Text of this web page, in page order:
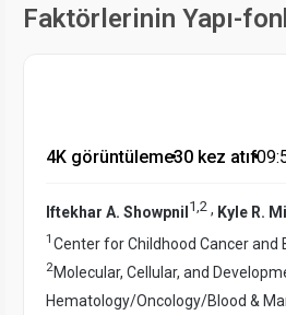
Faktörlerinin Yapı-
4K görüntüleme•30 kez atıf•
Iftekhar A. Showpnil 1,2 , Kyle R.
1 Center for Childhood Cancer and
2Molecular, Cellular, and
Hematology/Oncology/Blood &